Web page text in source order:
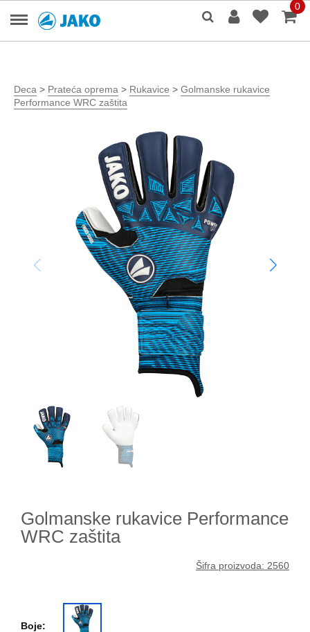
0
Deca > Prateća oprema > Rukavice > Golmanske rukavice
Performance WRC zaštita
Golmanske rukavice Performance
WRC zaštita
Šifra proizvoda: 2560
Boje: